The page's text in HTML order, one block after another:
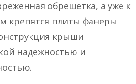
обрешетка, а уже к
крепятся плиты фанеры
крыши
надежностью и